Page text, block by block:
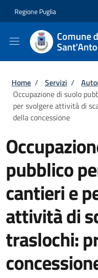
Regione Puglia
Comune
Briciole di
Home / Servizi /
Occupazione di suolo
per svolgere attività di
della concessione
pubblico
cantieri e
attività di
traslochi: